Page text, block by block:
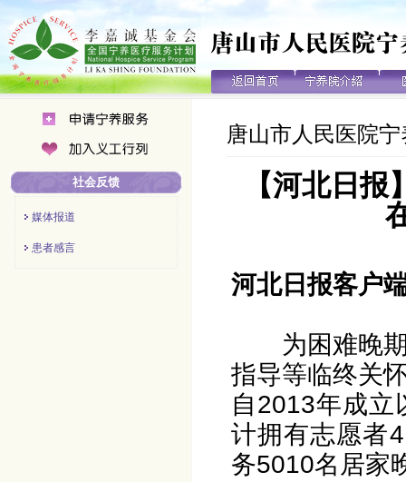
社会反馈
媒体报道
患者感言
唐山市人民医院
【河北日
河北日报客户
为困难晚
指导等临终关
自2013年成立
计拥有志愿者
务5010名居家